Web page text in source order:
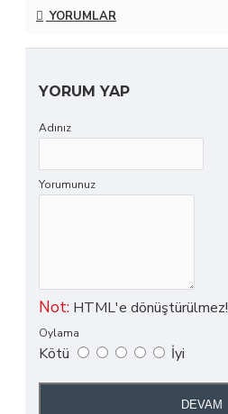
YORUMLAR
YORUM YAP
Adınız
Yorumunuz
Not: HTML'e dönüştürülmez!
Oylama
Kötü İyi
DEVAM